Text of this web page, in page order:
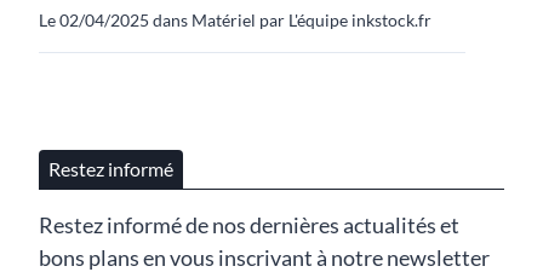
Le 02/04/2025 dans Matériel par L'équipe inkstock.fr
Restez informé
Restez informé de nos dernières actualités et
bons plans en vous inscrivant à notre newsletter